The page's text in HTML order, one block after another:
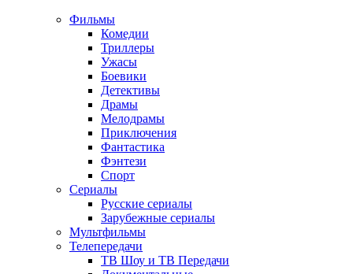
Фильмы
Комедии
Триллеры
Ужасы
Боевики
Детективы
Драмы
Мелодрамы
Приключения
Фантастика
Фэнтези
Спорт
Сериалы
Русские сериалы
Зарубежные сериалы
Мультфильмы
Телепередачи
ТВ Шоу и ТВ Передачи